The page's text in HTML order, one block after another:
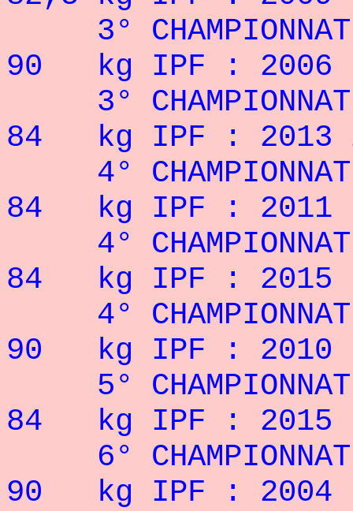
3°
90 kg IPF : 2006
3°
84 kg IPF : 2013
4°
84 kg IPF : 2011
4°
84 kg IPF : 2015
4°
90 kg IPF : 2010
5°
84 kg IPF : 2015
6°
90 kg IPF : 2004